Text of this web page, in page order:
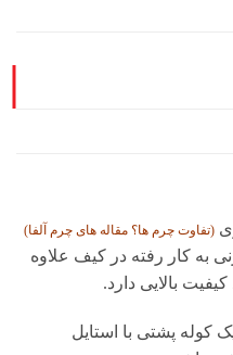
(تفاوت چرم ها؟ مقاله های چرم آلفا)
به کار رفته در کیف علاوه
بالایی دارد.
کوله پشتی با استایل